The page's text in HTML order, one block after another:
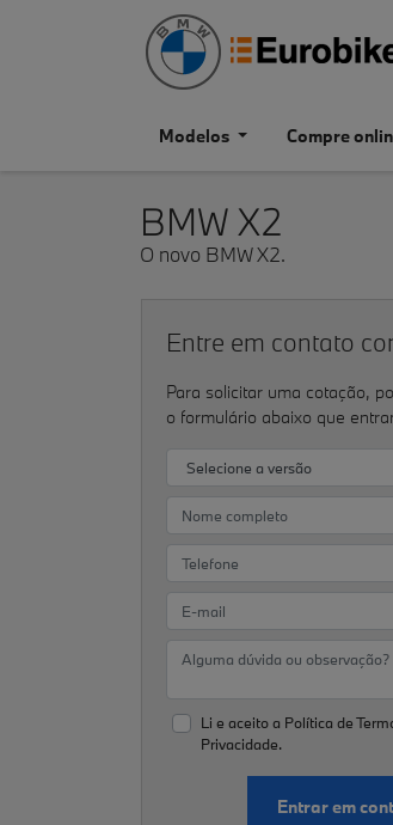
Modelos Compre
BMW X2
O novo BMW X2.
Entre em contato
Para solicitar uma cotação,
o formulário abaixo que
Li e aceito a Política de
Privacidade.
Entrar em